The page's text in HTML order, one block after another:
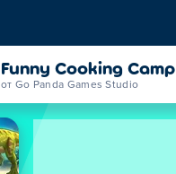
Funny Cooking Camp
от Go Panda Games Studio